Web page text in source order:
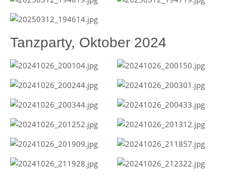
Tanzparty, Oktober 2024